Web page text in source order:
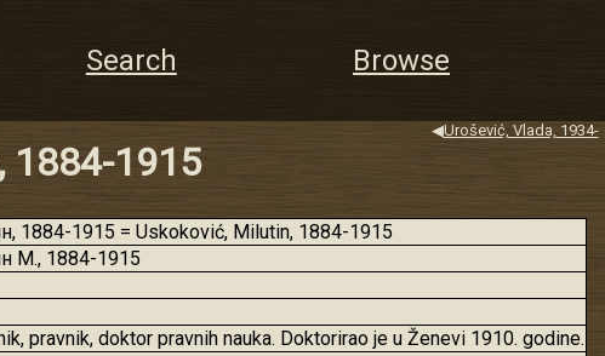
Search Browse
◀Urošević, Vlada, 1934-
1884-1915
1884-1915 = Uskoković, Milutin, 1884-1915
М., 1884-1915
pravnik, doktor pravnih nauka. Doktorirao je u Ženevi 1910. godine.